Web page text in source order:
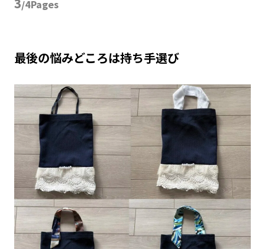
/4Pages
最後の悩みどころは持ち手選び